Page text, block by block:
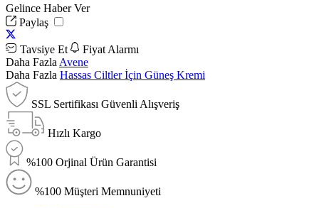
Gelince Haber Ver
Paylaş
Tavsiye Et
Fiyat Alarmı
Daha Fazla Avene
Daha Fazla Hassas Ciltler İçin Güneş Kremi
SSL Sertifikası Güvenli Alışveriş
Hızlı Kargo
%100 Orjinal Ürün Garantisi
%100 Müşteri Memnuniyeti